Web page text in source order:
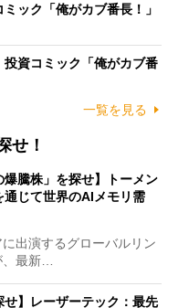
ック「俺がカブ番長！」
資コミック「俺がカブ番
一覧を見る
せ！
爆騰株」を探せ】トーメン
じて世界のAIメモリ需
出演するグローバルリン
最新…
せ】レーザーテック：最先